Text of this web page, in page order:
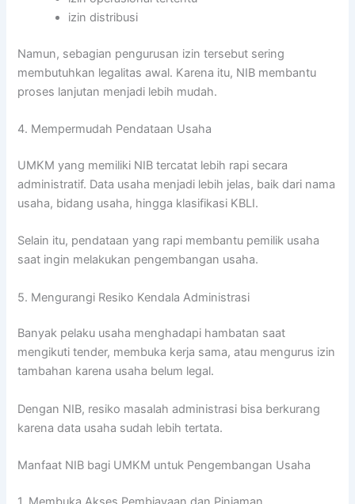
izin distribusi
Namun, sebagian pengurusan izin tersebut sering
membutuhkan legalitas awal. Karena itu, NIB membantu
proses lanjutan menjadi lebih mudah.
4. Mempermudah Pendataan Usaha
UMKM yang memiliki NIB tercatat lebih rapi secara
administratif. Data usaha menjadi lebih jelas, baik dari nama
usaha, bidang usaha, hingga klasifikasi KBLI.
Selain itu, pendataan yang rapi membantu pemilik usaha
saat ingin melakukan pengembangan usaha.
5. Mengurangi Resiko Kendala Administrasi
Banyak pelaku usaha menghadapi hambatan saat
mengikuti tender, membuka kerja sama, atau mengurus izin
tambahan karena usaha belum legal.
Dengan NIB, resiko masalah administrasi bisa berkurang
karena data usaha sudah lebih tertata.
Manfaat NIB bagi UMKM untuk Pengembangan Usaha